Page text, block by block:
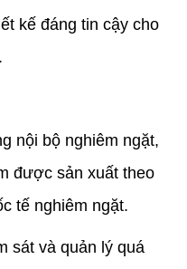
kế đáng tin cậy cho
nội bộ nghiêm ngặt,
được sản xuất theo
tế nghiêm ngặt.
sát và quản lý quá